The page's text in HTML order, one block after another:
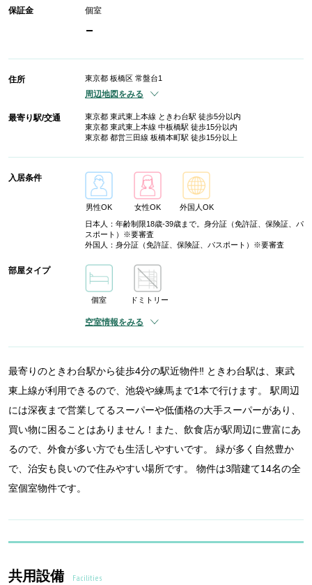
保証金 個室
-
住所 東京都 板橋区 常盤台1
周辺地図をみる
最寄り駅/交通
東京都 東武東上本線 ときわ台駅 徒歩5分以内
東京都 東武東上本線 中板橋駅 徒歩15分以内
東京都 都営三田線 板橋本町駅 徒歩15分以上
入居条件
男性OK 女性OK
外国人OK
日本人：年齢制限18歳-39歳まで。身分証（免許証、保険証、パ
スポート）※要審査
外国人：身分証（免許証、保険証、パスポート）※要審査
部屋タイプ
個室 ドミトリー
空室情報をみる
最寄りのときわ台駅から徒歩4分の駅近物件‼ ときわ台駅は、東武
東上線が利用できるので、池袋や練馬まで1本で行けます。 駅周辺
には深夜まで営業してるスーパーや低価格の大手スーパーがあり、
買い物に困ることはありません！また、飲食店が駅周辺に豊富にあ
るので、外食が多い方でも生活しやすいです。 緑が多く自然豊か
で、治安も良いので住みやすい場所です。 物件は3階建て14名の全
室個室物件です。
共用設備 Facilities